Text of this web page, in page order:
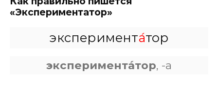
«Экспериментатор»
эксперимента́тор
эксперимента́тор, -а